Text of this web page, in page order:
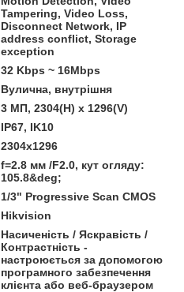
Tampering, Video Loss,
Disconnect Network, IP
address conflict, Storage
exception
32 Kbps ~ 16Mbps
Вулична, внутрішня
3 МП, 2304(H) x 1296(V)
IP67, IK10
2304x1296
f=2.8 мм /F2.0, кут огляду:
105.8&deg;
1/3" Progressive Scan CMOS
Hikvision
Насиченість / Яскравість /
Контрастність -
настроюється за допомогою
програмного забезпечення
клієнта або веб-браузером